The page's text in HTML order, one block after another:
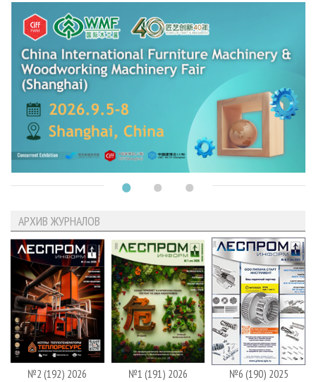
АРХИВ ЖУРНАЛОВ
№2 (192) 2026 №1 (191) 2026 №6 (190) 2025